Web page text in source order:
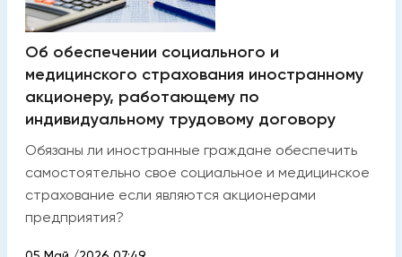
Об обеспечении социального и
медицинского страхования иностранному
акционеру, работающему по
индивидуальному трудовому договору
Обязаны ли иностранные граждане обеспечить
самостоятельно свое социальное и медицинское
страхование если являются акционерами
предприятия?